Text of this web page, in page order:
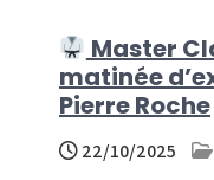
Master
matinée
Pierre Roche
22/10/2025